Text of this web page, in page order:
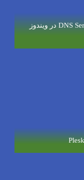
آموزش کامل نصب و راه‌اندازی DNS Server در ویندوز